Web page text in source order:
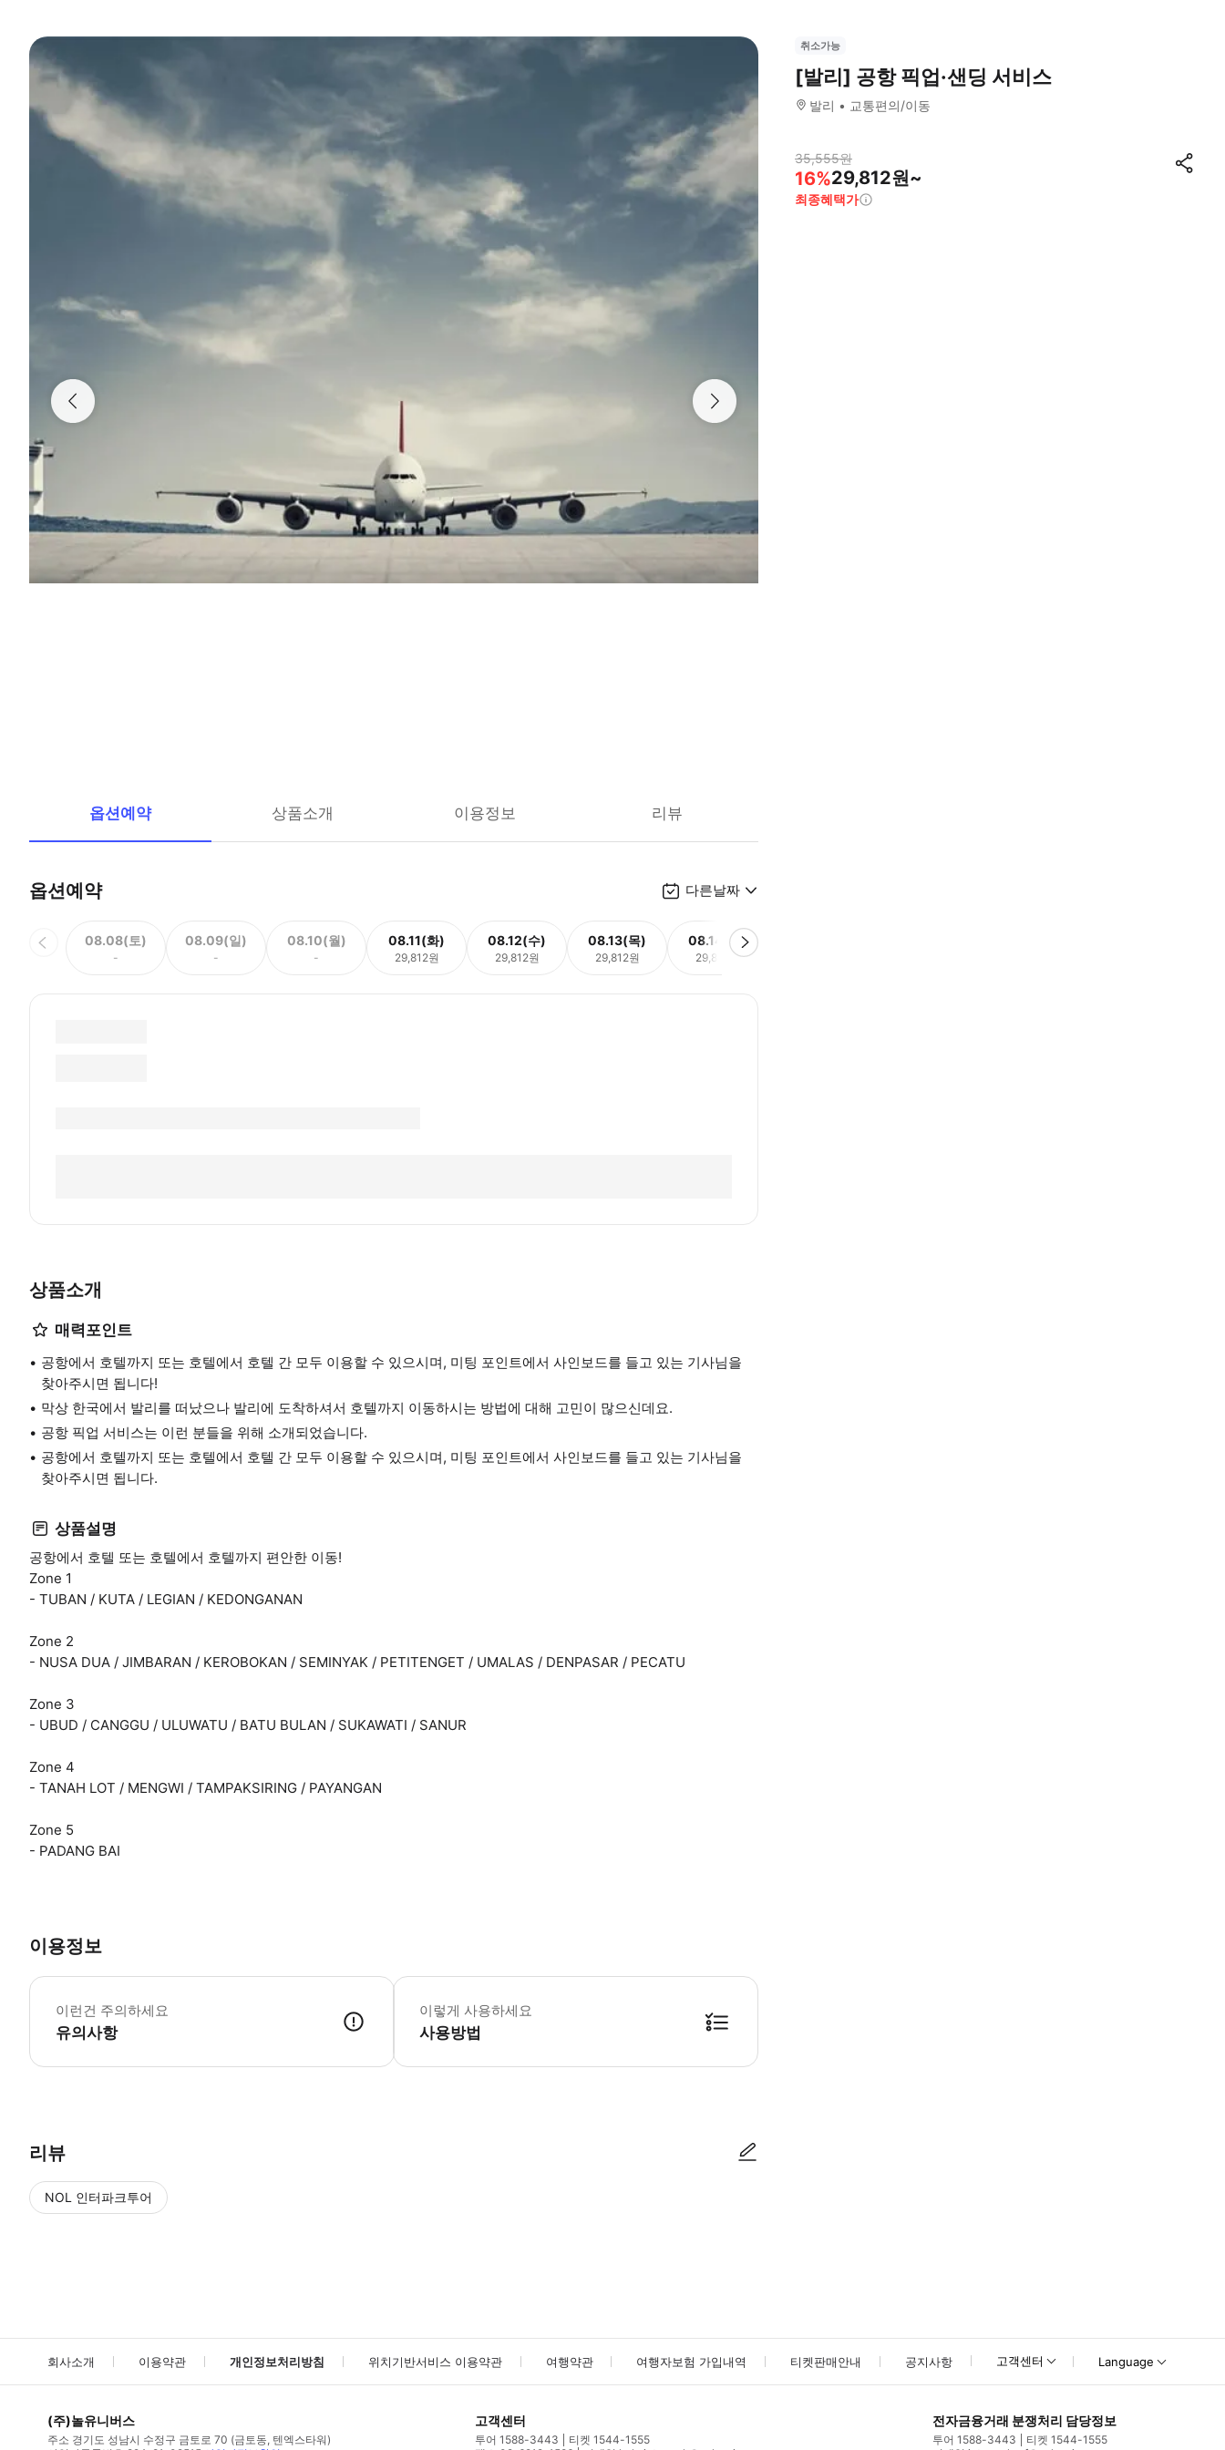
옵션예약 상품소개 이용정보 리뷰
옵션예약 다른날짜
08.08(토)
-
08.09(일)
-
08.10(월)
-
08.11(화)
29,812원
08.12(수)
29,812원
08.13(목)
29,812원
08.14(금)
29,812원
상품소개
매력포인트
공항에서 호텔까지 또는 호텔에서 호텔 간 모두 이용할 수 있으시며, 미팅 포인트에서 사인보드를 들고 있는 기사님을
찾아주시면 됩니다!
막상 한국에서 발리를 떠났으나 발리에 도착하셔서 호텔까지 이동하시는 방법에 대해 고민이 많으신데요.
공항 픽업 서비스는 이런 분들을 위해 소개되었습니다.
공항에서 호텔까지 또는 호텔에서 호텔 간 모두 이용할 수 있으시며, 미팅 포인트에서 사인보드를 들고 있는 기사님을
찾아주시면 됩니다.
상품설명
공항에서 호텔 또는 호텔에서 호텔까지 편안한 이동!
Zone 1
- TUBAN / KUTA / LEGIAN / KEDONGANAN
Zone 2
- NUSA DUA / JIMBARAN / KEROBOKAN / SEMINYAK / PETITENGET / UMALAS / DENPASAR / PECATU
Zone 3
- UBUD / CANGGU / ULUWATU / BATU BULAN / SUKAWATI / SANUR
Zone 4
- TANAH LOT / MENGWI / TAMPAKSIRING / PAYANGAN
Zone 5
- PADANG BAI
이용정보
이런건 주의하세요
유의사항
※ 이용일 하루 전 오후에 픽업 직원 연락처를 보내드립니다. 왓츠앱 메신저 설치하시면 직접 메세지 가능합니다. 공항에서 미팅이 어려우실 경우 픽업 직
이렇게 사용하세요
사용방법
리뷰
NOL 인터파크투어
취소가능
[발리] 공항 픽업·샌딩 서비스
발리 교통편의/이동
35,555원
16%29,812원~
최종혜택가
회사소개 이용약관 개인정보처리방침 위치기반서비스 이용약관 여행약관 여행자보험 가입내역 티켓판매안내 공지사항 고객센터 Language
(주)놀유니버스
주소 경기도 성남시 수정구 금토로 70 (금토동, 텐엑스타워)
고객센터
투어 1588-3443
티켓 1544-1555
전자금융거래 분쟁처리 담당정보
투어 1588-3443
티켓 1544-1555